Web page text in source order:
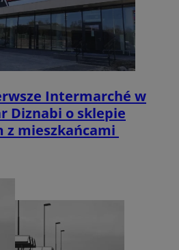
Intermarché w
Diznabi o sklepie
z mieszkańcami